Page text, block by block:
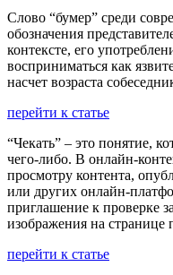
Слово “бумер” среди
обозначения
контексте, его
восприниматься как
насчет возраста
перейти к статье
“Чекать” – это понятие,
чего-либо. В онлайн-
просмотру контента,
или других онлайн-
приглашение к проверке
изображения на странице
перейти к статье